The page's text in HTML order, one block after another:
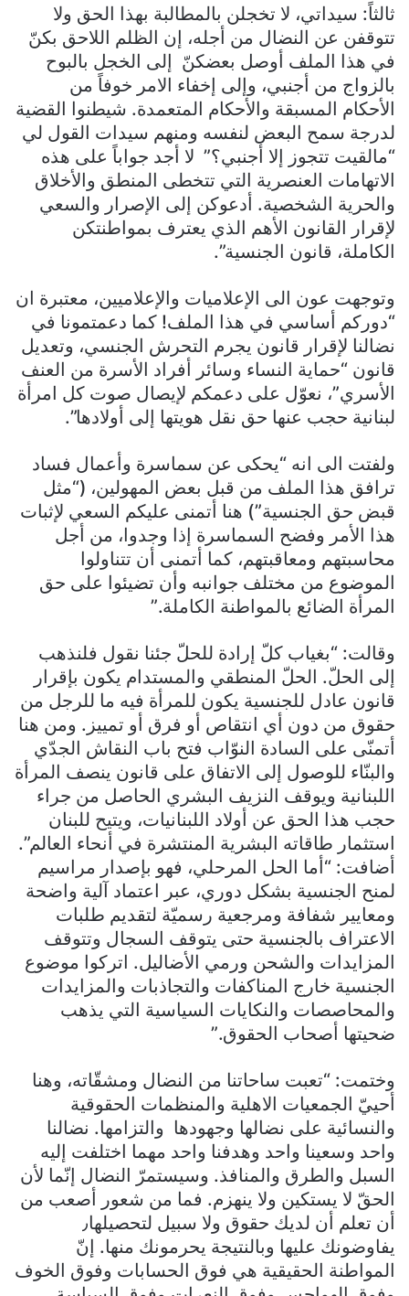
ثالثاً: سيداتي، لا تخجلن بالمطالبة بهذا الحق ولا
تتوقفن عن النضال من أجله، إن الظلم اللاحق بكنّ
في هذا الملف أوصل بعضكنّ إلى الخجل بالبوح
بالزواج من أجنبي، وإلى إخفاء الامر خوفاً من
الأحكام المسبقة والأحكام المتعمدة. شيطنوا القضية
لدرجة سمح البعض لنفسه ومنهم سيدات القول لي
“مالقيت تتجوز إلا أجنبي؟” لا أجد جواباً على هذه
الاتهامات العنصرية التي تتخطى المنطق والأخلاق
والحرية الشخصية. أدعوكن إلى الإصرار والسعي
لإقرار القانون الأهم الذي يعترف بمواطنتكن
الكاملة، قانون الجنسية”.
وتوجهت عون الى الإعلاميات والإعلاميين، معتبرة ان
“دوركم أساسي في هذا الملف! كما دعمتمونا في
نضالنا لإقرار قانون يجرم التحرش الجنسي، وتعديل
قانون “حماية النساء وسائر أفراد الأسرة من العنف
الأسري”، نعوّل على دعمكم لإيصال صوت كل امرأة
لبنانية حجب عنها حق نقل هويتها إلى أولادها”.
ولفتت الى انه “يحكى عن سماسرة وأعمال فساد
ترافق هذا الملف من قبل بعض المهولين، (“مثل
قبض حق الجنسية”) هنا أتمنى عليكم السعي لإثبات
هذا الأمر وفضح السماسرة إذا وجدوا، من أجل
محاسبتهم ومعاقبتهم، كما أتمنى أن تتناولوا
الموضوع من مختلف جوانبه وأن تضيئوا على حق
المرأة الضائع بالمواطنة الكاملة.”
وقالت: “بغياب كلّ إرادة للحلّ جئنا نقول فلنذهب
إلى الحلّ. الحلّ المنطقي والمستدام يكون بإقرار
قانون عادل للجنسية يكون للمرأة فيه ما للرجل من
حقوق من دون أي انتقاص أو فرق أو تمييز. ومن هنا
أتمنّى على السادة النوّاب فتح باب النقاش الجدّي
والبنّاء للوصول إلى الاتفاق على قانون ينصف المرأة
اللبنانية ويوقف النزيف البشري الحاصل من جراء
حجب هذا الحق عن أولاد اللبنانيات، ويتيح للبنان
استثمار طاقاته البشرية المنتشرة في أنحاء العالم”.
أضافت: “أما الحل المرحلي، فهو بإصدار مراسيم
لمنح الجنسية بشكل دوري، عبر اعتماد آلية واضحة
ومعايير شفافة ومرجعية رسميّة لتقديم طلبات
الاعتراف بالجنسية حتى يتوقف السجال وتتوقف
المزايدات والشحن ورمي الأضاليل. اتركوا موضوع
الجنسية خارج المناكفات والتجاذبات والمزايدات
والمحاصصات والنكايات السياسية التي يذهب
ضحيتها أصحاب الحقوق.”
وختمت: “تعبت ساحاتنا من النضال ومشقّاته، وهنا
أحييّ الجمعيات الاهلية والمنظمات الحقوقية
والنسائية على نضالها وجهودها والتزامها. نضالنا
واحد وسعينا واحد وهدفنا واحد مهما اختلفت إليه
السبل والطرق والمنافذ. وسيستمرّ النضال إنّما لأن
الحقّ لا يستكين ولا ينهزم. فما من شعور أصعب من
أن تعلم أن لديك حقوق ولا سبيل لتحصيلها٫
يفاوضونك عليها وبالنتيجة يحرمونك منها. إنّ
المواطنة الحقيقية هي فوق الحسابات وفوق الخوف